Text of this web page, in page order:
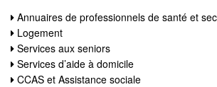
Annuaires de professionnels de santé et
Logement
Services aux seniors
Services d’aide à domicile
CCAS et Assistance sociale